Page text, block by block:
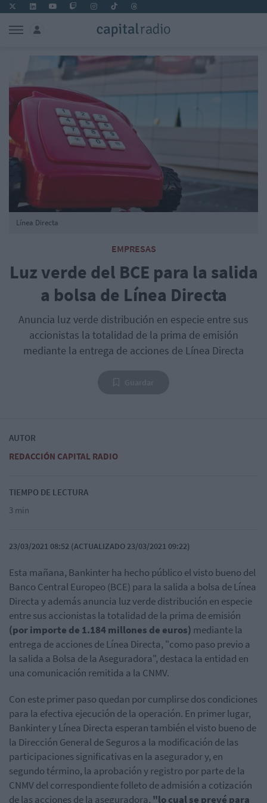
EMPRESAS
Luz verde del BCE para la salida
a bolsa de Línea Directa
Anuncia luz verde distribución en especie entre sus
accionistas la totalidad de la prima de emisión
mediante la entrega de acciones de Línea Directa
Línea Directa
AUTOR
REDACCIÓN CAPITAL RADIO
TIEMPO DE LECTURA
3 min
23/03/2021 08:52 (ACTUALIZADO 23/03/2021 09:22)
Esta mañana, Bankinter ha hecho público el visto bueno del
Banco Central Europeo (BCE) para la salida a bolsa de Línea
Directa y además anuncia luz verde distribución en especie
entre sus accionistas la totalidad de la prima de emisión
(por importe de 1.184 millones de euros) mediante la
entrega de acciones de Línea Directa, "como paso previo a
la salida a Bolsa de la Aseguradora", destaca la entidad en
una comunicación remitida a la CNMV.
Con este primer paso quedan por cumplirse dos condiciones
para la efectiva ejecución de la operación. En primer lugar,
Bankinter y Línea Directa esperan también el visto bueno de
la Dirección General de Seguros a la modificación de las
participaciones significativas en la asegurador y, en
segundo término, la aprobación y registro por parte de la
CNMV del correspondiente folleto de admisión a cotización
de las acciones de la aseguradora, "lo cual se prevé para